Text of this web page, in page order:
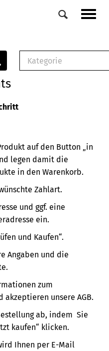
Veranstaltungen
Kategorie
Buch
auf den Button „in
legen damit die
in den Warenkorb.
Zahlart.
und ggf. eine
ein.
und Kaufen“.
Angaben und die
zum
akzeptieren unsere AGB.
ab, indem Sie
kaufen“ klicken.
Ihnen per E-Mail